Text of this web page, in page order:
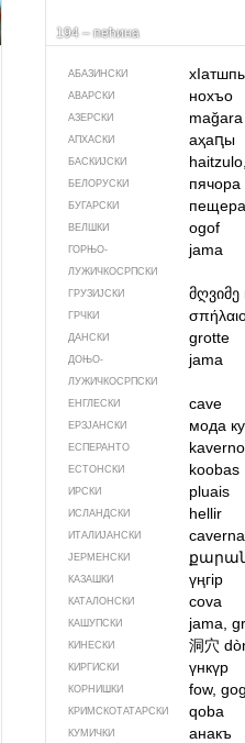
194 – пећина
АБАЗИНСКИ
АВАРСКИ нохъо
АЗЕРСКИ mağara
АПХАСКИ аҳаԥы
БАСКИЈСКИ
БЕЛОРУСКИ пячора
БУГАРСКИ пещера
ВЕЛШКИ ogof
ГОРЊО­
ЛУЖИЧКОСРПСКИ
jama
ГРУЗИЈСКИ მღვიმე
ГРЧКИ
ДАНСКИ grotte
ДОЊО­
ЛУЖИЧКОСРПСКИ
jama
ЕНГЛЕСКИ cave
ЕРЗЈАНСКИ мода
ЕСПЕРАНТО kaverno
ЕСТОНСКИ koobas
ИРСКИ pluais
ИСЛАНДСКИ hellir
ИТАЛИЈАНСКИ
ЈЕРМЕНСКИ
КАЗАШКИ үңгір
КАТАЛОНСКИ cova
КАШУПСКИ jama,
КИНЕСКИ 洞穴
КИРГИСКИ үнкүр
КОРНИШКИ fow,
КРИМСКОТАТАРСКИ qoba
КУМИЧКИ анакъ